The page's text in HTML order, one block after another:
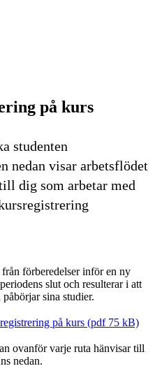
på kurs
studenten
nedan visar arbetsflödet
dig som arbetar med
förberedelser inför en ny
slut och resulterar i att
sina studier.
på kurs (pdf 75 kB)
ovanför varje ruta hänvisar till
nedan.